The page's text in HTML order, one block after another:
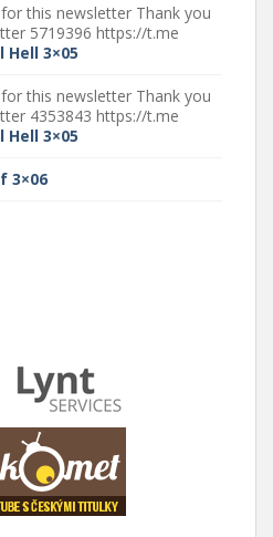
this newsletter Thank you
5719396 https://t.me
Hell 3×05
this newsletter Thank you
4353843 https://t.me
Hell 3×05
3×06